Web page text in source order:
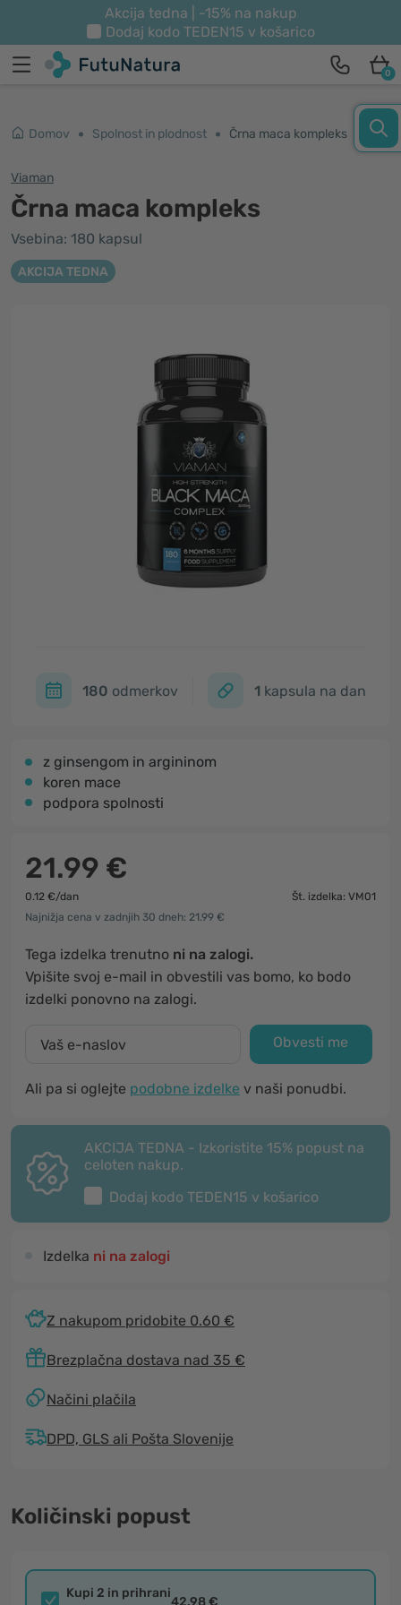
Akcija tedna | -15% na nakup
Dodaj kodo TEDEN15 v košarico
0
Domov Spolnost in plodnost Črna maca kompleks
Viaman
Črna maca kompleks
Vsebina: 180 kapsul
AKCIJA TEDNA
180 odmerkov 1 kapsula na dan
z ginsengom in argininom
koren mace
podpora spolnosti
21.99 €
0.12 €/dan
Št. izdelka: VM01
Najnižja cena v zadnjih 30 dneh: 21.99 €
Tega izdelka trenutno ni na zalogi.
Vpišite svoj e-mail in obvestili vas bomo, ko bodo
izdelki ponovno na zalogi.
Obvesti me
Ali pa si oglejte podobne izdelke v naši ponudbi.
AKCIJA TEDNA - Izkoristite 15% popust na
celoten nakup.
Dodaj kodo TEDEN15 v košarico
Izdelka ni na zalogi
Z nakupom pridobite 0.60 €
Brezplačna dostava nad 35 €
Načini plačila
DPD, GLS ali Pošta Slovenije
Količinski popust
Kupi 2 in prihrani
42.98 €